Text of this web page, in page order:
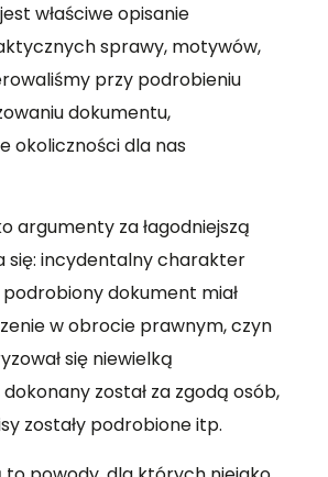
właściwe opisanie
sprawy, motywów,
przy podrobieniu
dokumentu,
okoliczności dla nas
argumenty za łagodniejszą
się: incydentalny charakter
dokument miał
w obrocie prawnym, czyn
się niewielką
został za zgodą osób,
zostały podrobione itp.